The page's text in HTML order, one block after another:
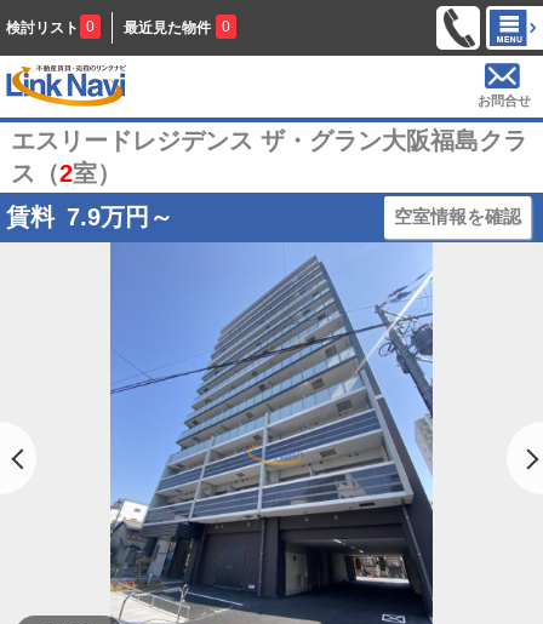
検討リスト 0 最近見た物件 0
お問合せ
エスリードレジデンス ザ・グラン大阪福島クラ
ス（2室）
賃料 7.9万円～ 空室情報を確認